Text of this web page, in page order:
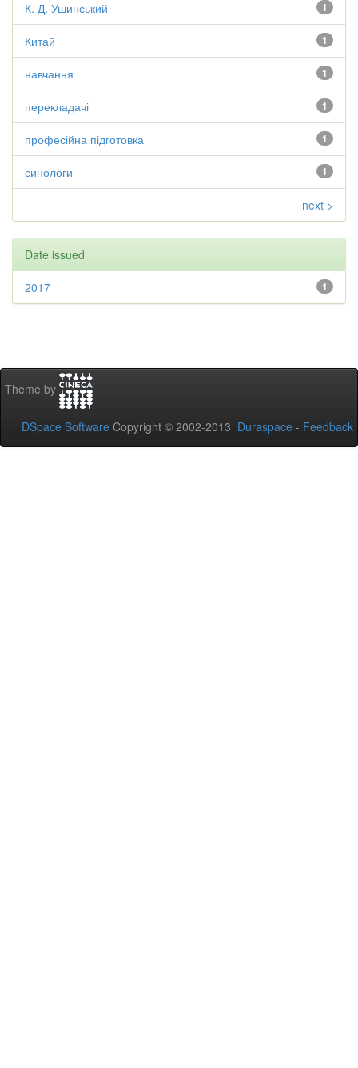
1
К. Д. Ушинський
1
Китай
1
навчання
1
перекладачі
1
професійна підготовка
1
синологи
next >
Date issued
1
2017
Theme by
DSpace Software Copyright © 2002-2013 Duraspace - Feedback